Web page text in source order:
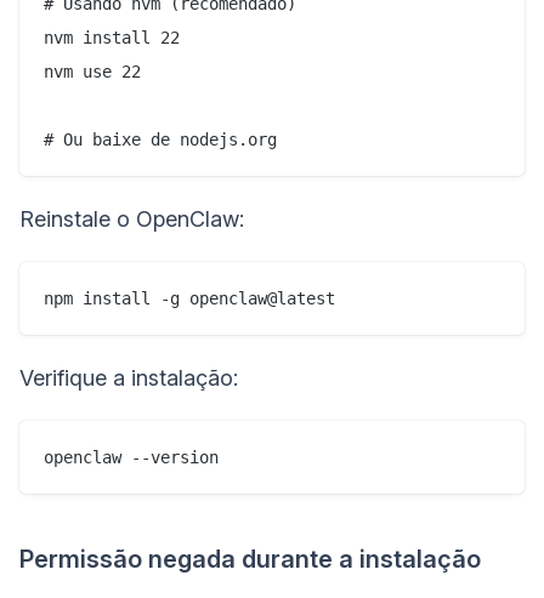
nvm install 22
nvm use 22
Reinstale o OpenClaw:
Verifique a instalação:
Permissão negada durante a instalação